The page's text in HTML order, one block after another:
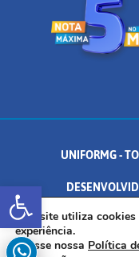
Abrir a
UNIFORMG -
AV. DR. ARNALDO DE
Este site utiliza
experiência.
Acesse nossa Política